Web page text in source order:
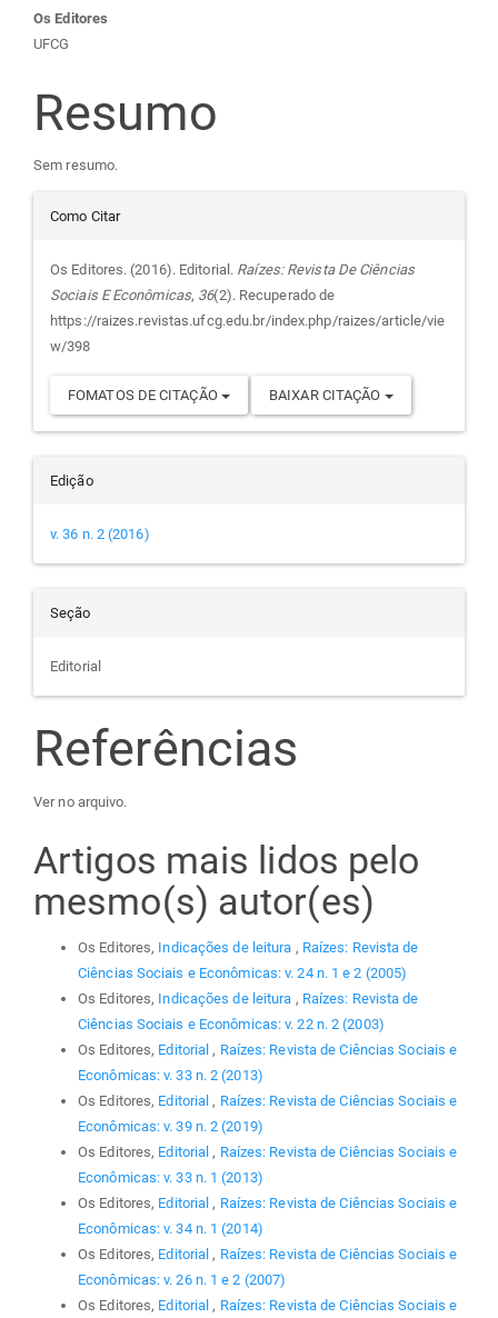
Conteúdo
do
artigo
principal
Os Editores
UFCG
Resumo
Sem resumo.
Detalhes
do
artigo
Como Citar
Os Editores. (2016). Editorial. Raízes: Revista De Ciências
Sociais E Econômicas, 36(2). Recuperado de
https://raizes.revistas.ufcg.edu.br/index.php/raizes/article/vie
w/398
FOMATOS DE CITAÇÃO BAIXAR CITAÇÃO
Edição
v. 36 n. 2 (2016)
Seção
Editorial
Referências
Ver no arquivo.
Artigos mais lidos pelo
mesmo(s) autor(es)
Os Editores, Indicações de leitura , Raízes: Revista de
Ciências Sociais e Econômicas: v. 24 n. 1 e 2 (2005)
Os Editores, Indicações de leitura , Raízes: Revista de
Ciências Sociais e Econômicas: v. 22 n. 2 (2003)
Os Editores, Editorial, Raízes: Revista de Ciências Sociais e
Econômicas: v. 33 n. 2 (2013)
Os Editores, Editorial, Raízes: Revista de Ciências Sociais e
Econômicas: v. 39 n. 2 (2019)
Os Editores, Editorial, Raízes: Revista de Ciências Sociais e
Econômicas: v. 33 n. 1 (2013)
Os Editores, Editorial, Raízes: Revista de Ciências Sociais e
Econômicas: v. 34 n. 1 (2014)
Os Editores, Editorial, Raízes: Revista de Ciências Sociais e
Econômicas: v. 26 n. 1 e 2 (2007)
Os Editores, Editorial, Raízes: Revista de Ciências Sociais e